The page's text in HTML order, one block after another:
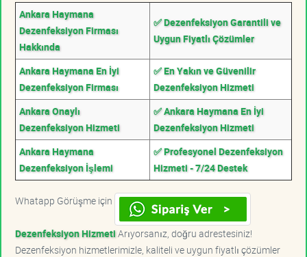
Ankara Haymana
Dezenfeksiyon Firması
Hakkında
✅ Dezenfeksiyon Garantili ve
Uygun Fiyatlı Çözümler
Ankara Haymana En İyi
Dezenfeksiyon Firması
✅ En Yakın ve Güvenilir
Dezenfeksiyon Hizmeti
Ankara Onaylı
Dezenfeksiyon Hizmeti
✅ Ankara Haymana En İyi
Dezenfeksiyon Hizmeti
Ankara Haymana
Dezenfeksiyon İşlemi
✅ Profesyonel Dezenfeksiyon
Hizmeti - 7/24 Destek
Whatapp Görüşme için
Dezenfeksiyon HizmetiArıyorsanız, doğru adrestesiniz!
Dezenfeksiyon hizmetlerimizle, kaliteli ve uygun fiyatlı çözümler